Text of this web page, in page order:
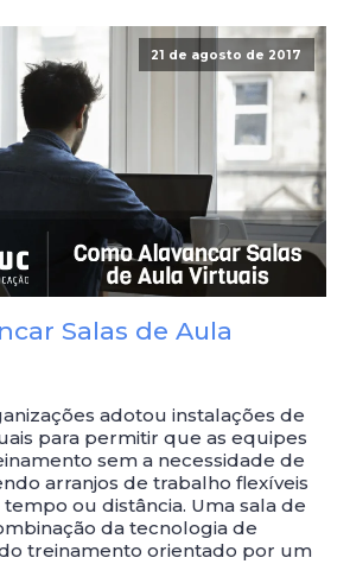
21 de agosto de 2017
Salas de Aula
adotou instalações de
para permitir que as equipes
sem a necessidade de
arranjos de trabalho flexíveis
ou distância. Uma sala de
da tecnologia de
treinamento orientado por um